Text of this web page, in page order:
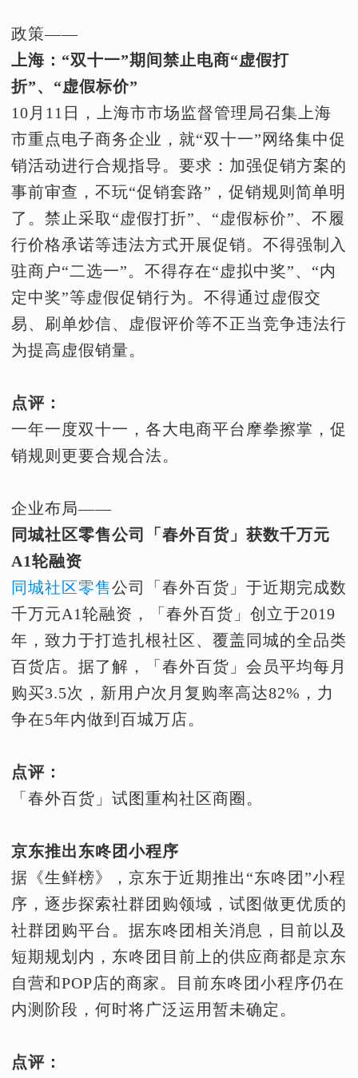
政策——
上海：“双十一”期间禁止电商“虚假打
折”、“虚假标价”
10月11日，上海市市场监督管理局召集上海
市重点电子商务企业，就“双十一”网络集中促
销活动进行合规指导。要求：加强促销方案的
事前审查，不玩“促销套路”，促销规则简单明
了。禁止采取“虚假打折”、“虚假标价”、不履
行价格承诺等违法方式开展促销。不得强制入
驻商户“二选一”。不得存在“虚拟中奖”、“内
定中奖”等虚假促销行为。不得通过虚假交
易、刷单炒信、虚假评价等不正当竞争违法行
为提高虚假销量。
点评：
一年一度双十一，各大电商平台摩拳擦掌，促
销规则更要合规合法。
企业布局——
同城社区零售公司「春外百货」获数千万元
A1轮融资
同城社区零售公司「春外百货」于近期完成数
千万元A1轮融资，「春外百货」创立于2019
年，致力于打造扎根社区、覆盖同城的全品类
百货店。据了解，「春外百货」会员平均每月
购买3.5次，新用户次月复购率高达82%，力
争在5年内做到百城万店。
点评：
「春外百货」试图重构社区商圈。
京东推出东咚团小程序
据《生鲜榜》，京东于近期推出“东咚团”小程
序，逐步探索社群团购领域，试图做更优质的
社群团购平台。据东咚团相关消息，目前以及
短期规划内，东咚团目前上的供应商都是京东
自营和POP店的商家。目前东咚团小程序仍在
内测阶段，何时将广泛运用暂未确定。
点评：